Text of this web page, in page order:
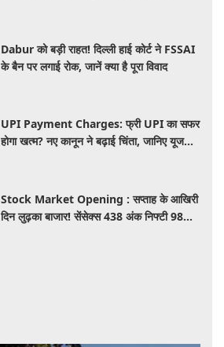
Dabur को बड़ी राहत! दिल्ली हाई कोर्ट ने FSSAI
के बैन पर लगाई रोक, जानें क्या है पूरा विवाद
UPI Payment Charges: फ्री UPI का सफर
होगा खत्म? नए कानून ने बढ़ाई चिंता, जानिए यूजर्स
Stock Market Opening : सप्ताह के आखिरी
दिन लुढ़का बाजार! सेंसेक्स 438 अंक निफ्टी 98